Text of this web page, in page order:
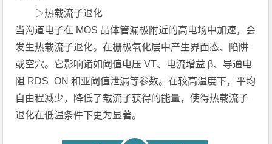
▷热载流子退化
当沟道电子在 MOS 晶体管漏极附近的高电场中加速，会
发生热载流子退化。在栅极氧化层中产生界面态、陷阱
或空穴。它影响诸如阈值电压 VT、电流增益 β、导通电
阻 RDS_ON 和亚阈值泄漏等参数。在较高温度下，平均
自由程减少，降低了载流子获得的能量，使得热载流子
退化在低温条件下更为显著。